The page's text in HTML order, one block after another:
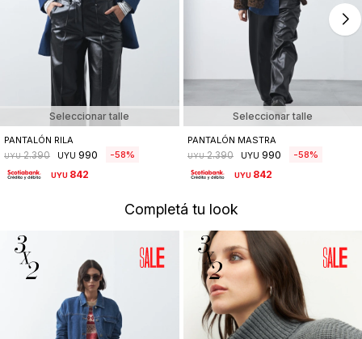
Seleccionar talle
PANTALÓN RILA
UYU 2.390 UYU 990 58
UYU 842
Seleccionar talle
PANTALÓN MASTRA
UYU 2.390 UYU 990 58
UYU 842
Completá tu look